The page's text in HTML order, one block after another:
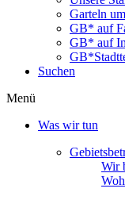
Garteln
GB* auf
GB* auf
Suchen
Menü
Was wir tun
Wir